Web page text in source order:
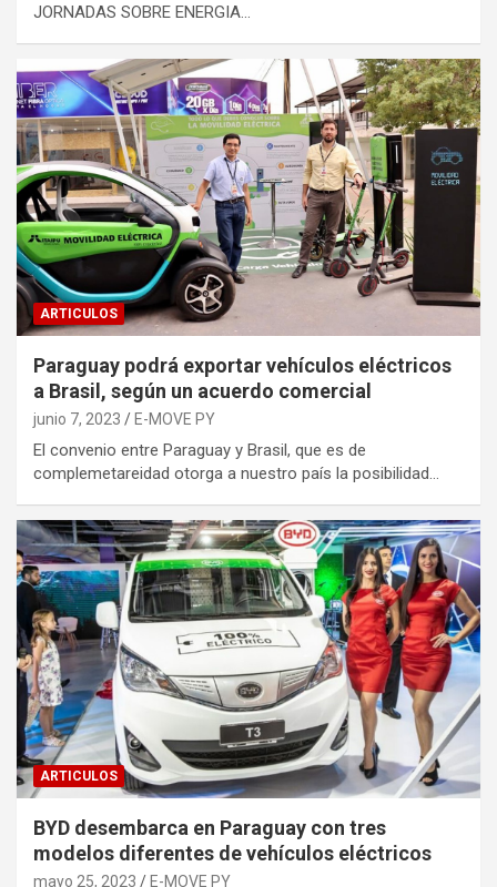
JORNADAS SOBRE ENERGIA…
ARTICULOS
Paraguay podrá exportar vehículos eléctricos
a Brasil, según un acuerdo comercial
junio 7, 2023 E-MOVE PY
El convenio entre Paraguay y Brasil, que es de
complemetareidad otorga a nuestro país la posibilidad…
ARTICULOS
BYD desembarca en Paraguay con tres
modelos diferentes de vehículos eléctricos
mayo 25, 2023 E-MOVE PY